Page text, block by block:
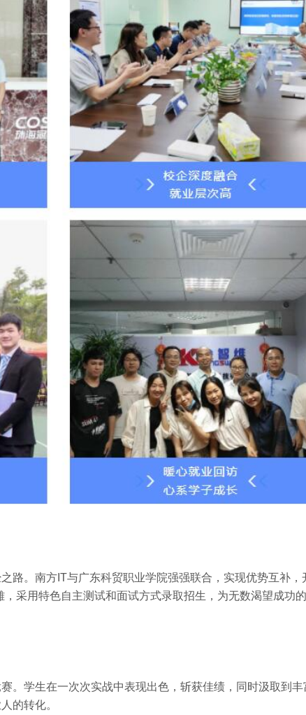
路。南方 IT与广东科贸职业学院强强联合，实现优势互补，
采用特色自主测试和面试方式录取招生，为无数渴望成功
。学生在一次次实战中表现出色，斩获佳绩，同时汲取到
的转化。